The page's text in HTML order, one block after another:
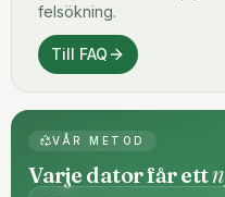
felsökning.
Till FAQ
VÅR METOD
Varje dator får ett